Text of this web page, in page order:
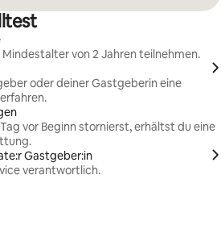
von 2 Jahren teilnehmen.
oder deiner Gastgeberin eine
vor Beginn stornierst, erhältst du eine
Gastgeber:in
verantwortlich.